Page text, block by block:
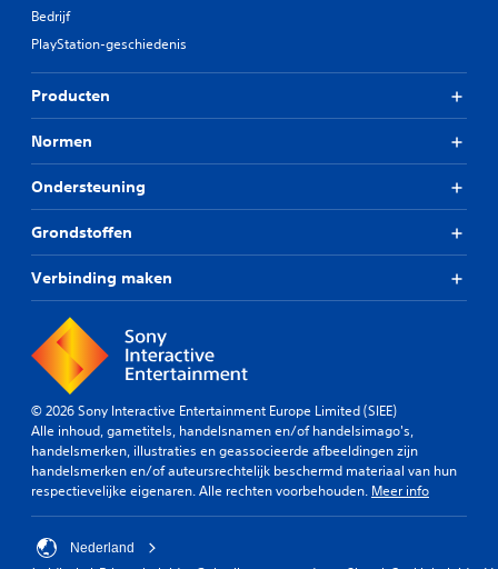
Bedrijf
PlayStation-geschiedenis
Producten
Normen
Ondersteuning
Grondstoffen
Verbinding maken
© 2026 Sony Interactive Entertainment Europe Limited (SIEE)
Alle inhoud, gametitels, handelsnamen en/of handelsimago's,
handelsmerken, illustraties en geassocieerde afbeeldingen zijn
handelsmerken en/of auteursrechtelijk beschermd materiaal van hun
respectievelijke eigenaren. Alle rechten voorbehouden. Meer info
Nederland